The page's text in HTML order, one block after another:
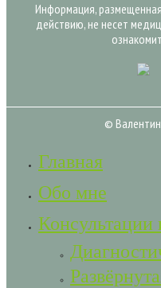
Информация,
действию, не несет
©
Главная
Обо мне
Консультации